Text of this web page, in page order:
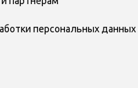
персональных данных